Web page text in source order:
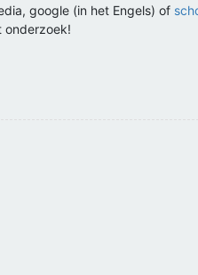
google (in het Engels) of
onderzoek!